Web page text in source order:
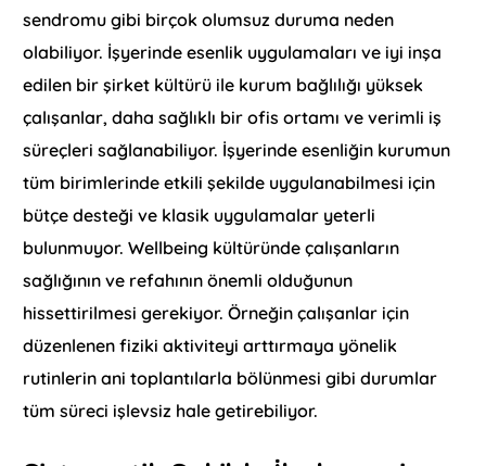
sendromu gibi birçok olumsuz duruma neden
olabiliyor. İşyerinde esenlik uygulamaları ve iyi inşa
edilen bir şirket kültürü ile kurum bağlılığı yüksek
çalışanlar, daha sağlıklı bir ofis ortamı ve verimli iş
süreçleri sağlanabiliyor. İşyerinde esenliğin kurumun
tüm birimlerinde etkili şekilde uygulanabilmesi için
bütçe desteği ve klasik uygulamalar yeterli
bulunmuyor. Wellbeing kültüründe çalışanların
sağlığının ve refahının önemli olduğunun
hissettirilmesi gerekiyor. Örneğin çalışanlar için
düzenlenen fiziki aktiviteyi arttırmaya yönelik
rutinlerin ani toplantılarla bölünmesi gibi durumlar
tüm süreci işlevsiz hale getirebiliyor.